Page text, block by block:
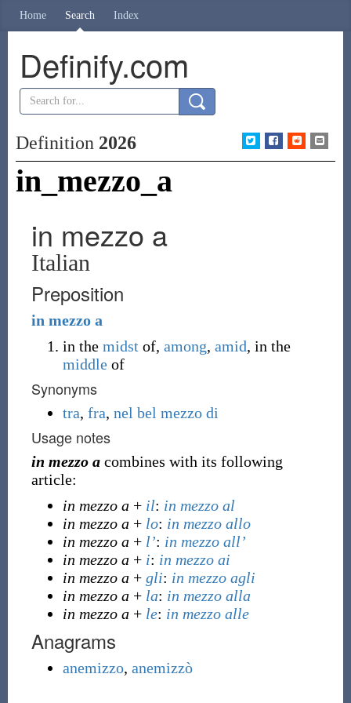
Home Search Index
Definify.com
Definition 2026
in_mezzo_a
in mezzo a
Italian
Preposition
in mezzo a
in the midst of, among, amid, in the
middleof
Synonyms
tra, fra, nel bel mezzo di
Usage notes
in mezzo acombines with its following
article:
in mezzo a+ il: in mezzo al
in mezzo a+ lo: in mezzo allo
in mezzo a+ l’: in mezzo all’
in mezzo a+ i: in mezzo ai
in mezzo a+ gli: in mezzo agli
in mezzo a+ la: in mezzo alla
in mezzo a+ le: in mezzo alle
Anagrams
anemizzo, anemizzò